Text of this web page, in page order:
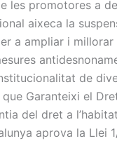
les promotores a
aixeca la
a ampliar i
de
Garanteixi el
del dret a
aprova la Llei